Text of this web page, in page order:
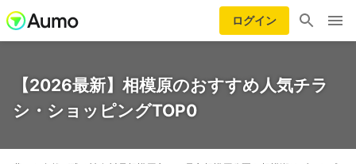
ログイン
【2026最新】相模原のおすすめ人気チラ
シ・ショッピングTOP0